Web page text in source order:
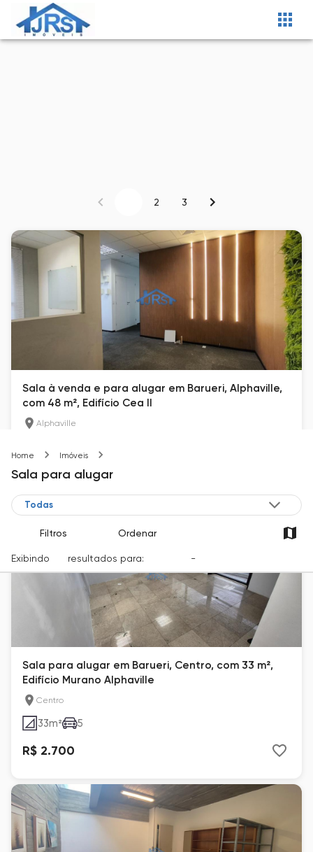
Home Imóveis
Sala para alugar
Filtros Ordenar
Exibindo resultados para: -
2 3
Sala à venda e para alugar em Barueri, Alphaville,
com 48 m², Edifício Cea II
Alphaville
R$ 2.700
Sala para alugar em Barueri, Centro, com 33 m²,
Edifício Murano Alphaville
Centro
33m² 5
R$ 2.700